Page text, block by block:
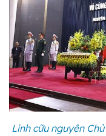
Linh cữu nguyên